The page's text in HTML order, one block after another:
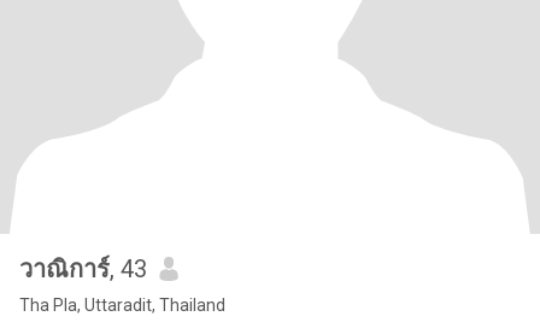
วาณิการ์, 43
Tha Pla, Uttaradit, Thailand